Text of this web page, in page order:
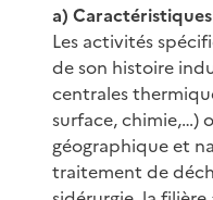
a)
Les activités
de son histoire
centrales
surface, chimie,…)
géographique et
traitement de